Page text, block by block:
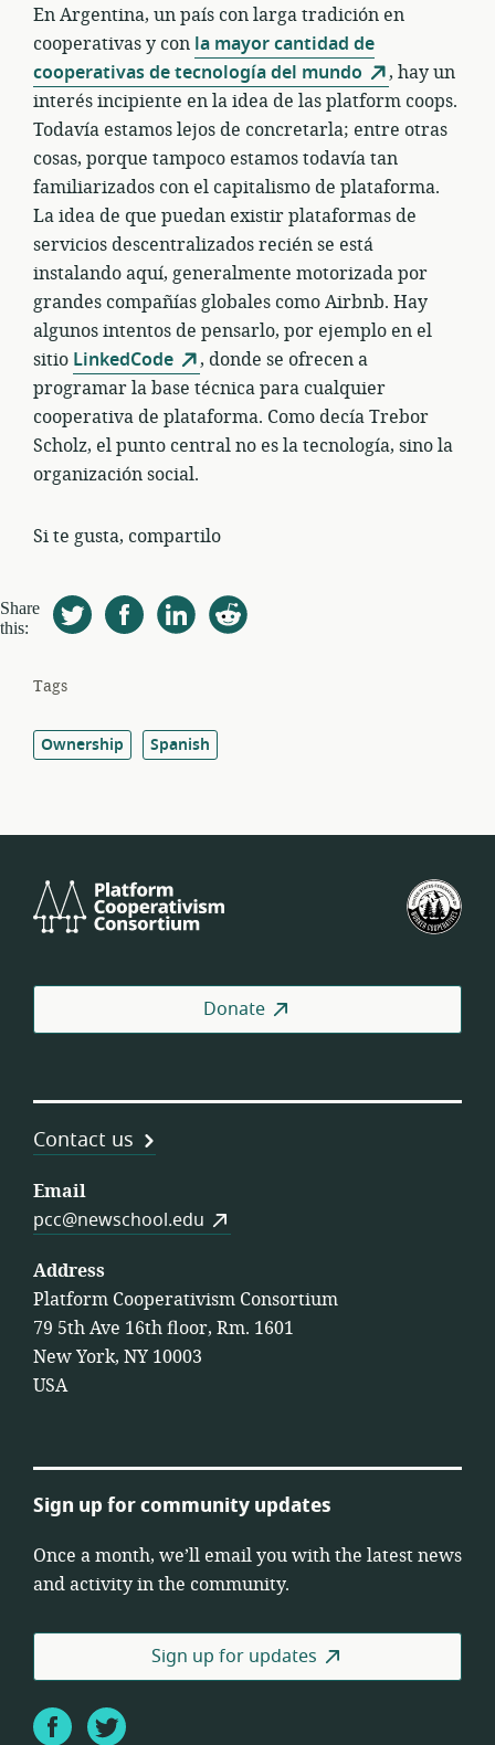
En Argentina, un país con larga tradición en
cooperativas y con la mayor cantidad de
cooperativas de tecnología del mundo
, hay un
interés incipiente en la idea de las platform coops.
Todavía estamos lejos de concretarla; entre otras
cosas, porque tampoco estamos todavía tan
familiarizados con el capitalismo de plataforma.
La idea de que puedan existir plataformas de
servicios descentralizados recién se está
instalando aquí, generalmente motorizada por
grandes compañías globales como Airbnb. Hay
algunos intentos de pensarlo, por ejemplo en el
sitio LinkedCode
, donde se ofrecen a
programar la base técnica para cualquier
cooperativa de plataforma. Como decía Trebor
Scholz, el punto central no es la tecnología, sino la
organización social.
Si te gusta, compartilo
Share
this:
Tags
Ownership Spanish
Cooperativism
Donate
Contact us
Email
pcc@newschool.edu
Address
Platform Cooperativism Consortium
79 5th Ave 16th floor, Rm. 1601
New York, NY 10003
USA
Sign up for community updates
Once a month, we’ll email you with the latest news
and activity in the community.
Sign up for updates
FacebookTwitter